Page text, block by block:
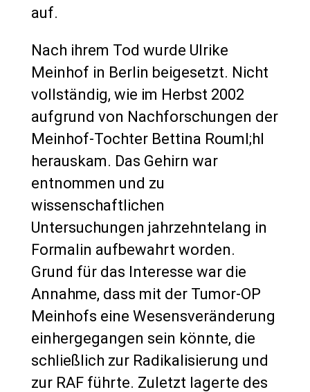
auf.
Nach ihrem Tod wurde Ulrike
Meinhof in Berlin beigesetzt. Nicht
vollständig, wie im Herbst 2002
aufgrund von Nachforschungen der
Meinhof-Tochter Bettina Rouml;hl
herauskam. Das Gehirn war
entnommen und zu
wissenschaftlichen
Untersuchungen jahrzehntelang in
Formalin aufbewahrt worden.
Grund für das Interesse war die
Annahme, dass mit der Tumor-OP
Meinhofs eine Wesensveränderung
einhergegangen sein könnte, die
schließlich zur Radikalisierung und
zur RAF führte. Zuletzt lagerte des